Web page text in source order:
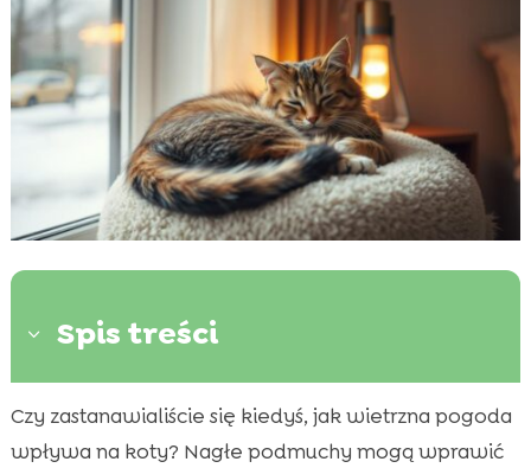
3 Spis treści
 Dlaczego wietrzna pogoda może być
problematyczna dla kotów
Czy zastanawialiście się kiedyś, jak wietrzna pogoda
wpływa na koty? Nagłe podmuchy mogą wprawić